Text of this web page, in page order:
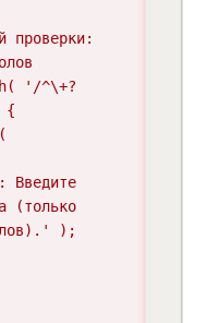
{
Введите
(только
);